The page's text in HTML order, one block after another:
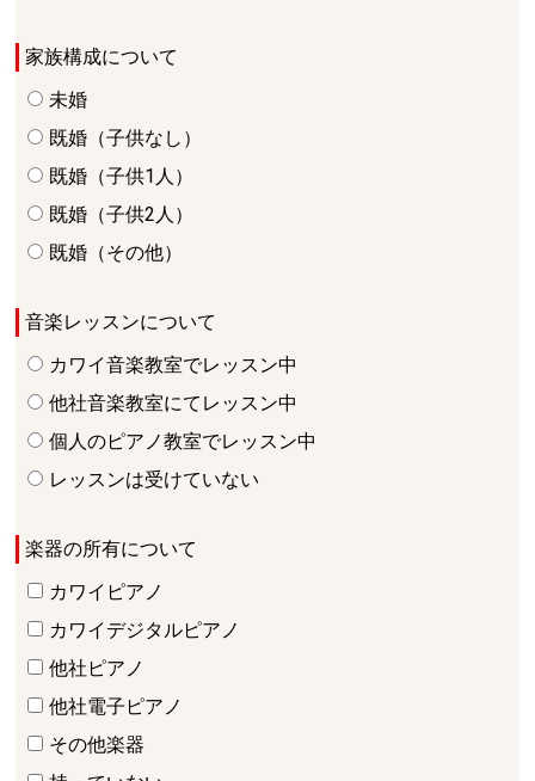
家族構成について
未婚
既婚（子供なし）
既婚（子供1人）
既婚（子供2人）
既婚（その他）
音楽レッスンについて
カワイ音楽教室でレッスン中
他社音楽教室にてレッスン中
個人のピアノ教室でレッスン中
レッスンは受けていない
楽器の所有について
カワイピアノ
カワイデジタルピアノ
他社ピアノ
他社電子ピアノ
その他楽器